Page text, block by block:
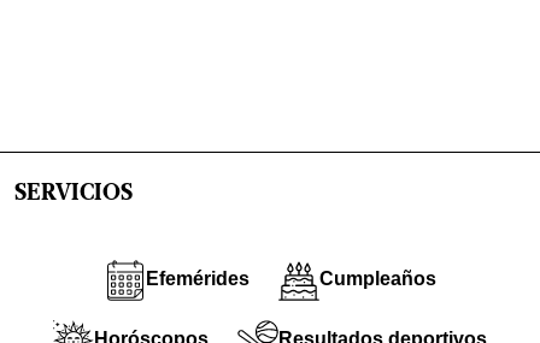
SERVICIOS
Efemérides Cumpleaños